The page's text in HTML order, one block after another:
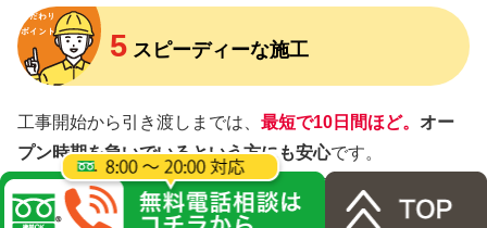
5 スピーディーな施工
工事開始から引き渡しまでは、 最短で10日間ほど。 オー
プン時期を急いでいるという方にも安心です。
ただし、打ち合わせが必要になりますので、お早めにご相
談ください。